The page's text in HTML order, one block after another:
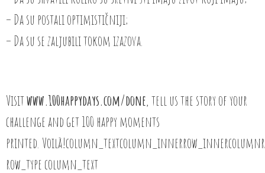
– Da su postali optimističniji;
– Da su se zaljubili tokom izazova.
Visitwww.100happydays.com/done, tell us the story of your
challenge and get 100 happy moments
printed.
row_type column_text